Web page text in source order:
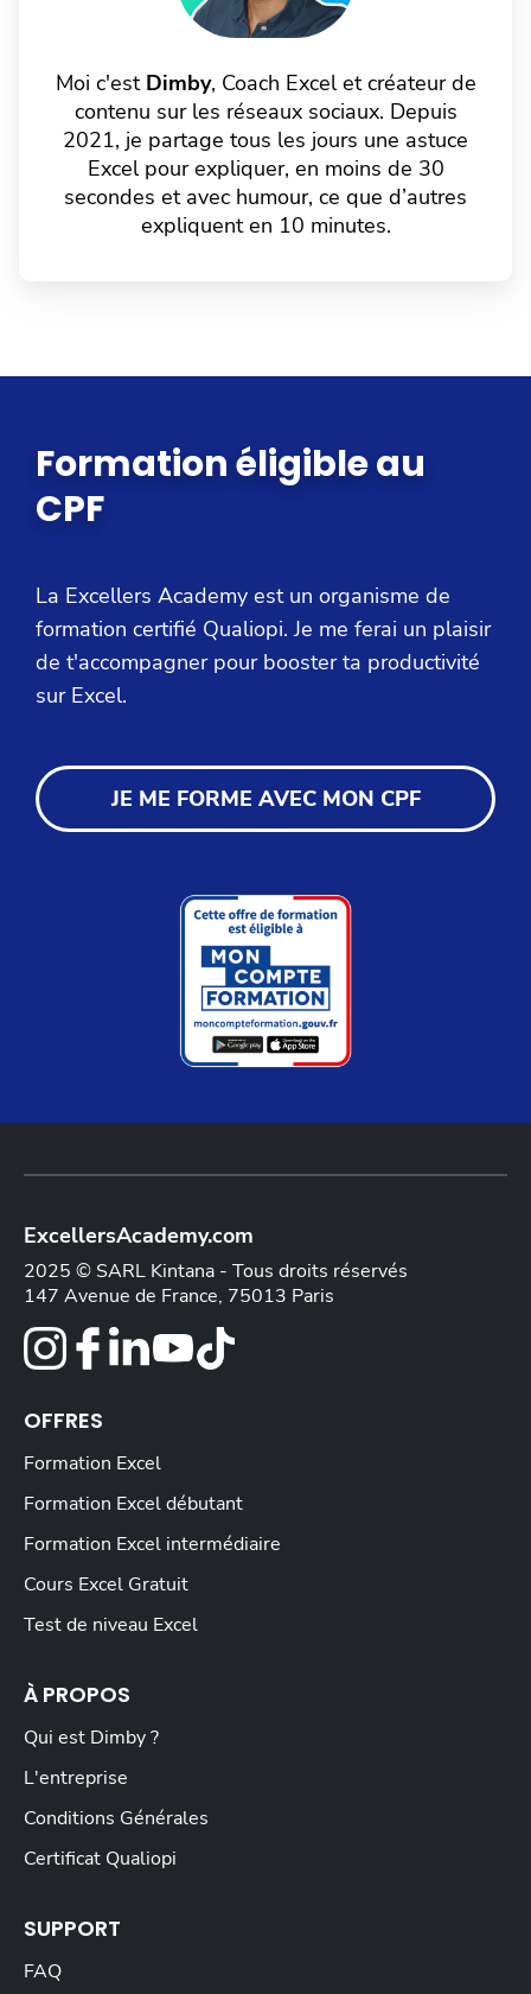
Moi c'est Dimby, Coach Excel et créateur de
contenu sur les réseaux sociaux. Depuis
2021, je partage tous les jours une astuce
Excel pour expliquer, en moins de 30
secondes et avec humour, ce que d’autres
expliquent en 10 minutes.
Formation éligible au
CPF
La Excellers Academy est un organisme de
formation certifié Qualiopi. Je me ferai un plaisir
de t'accompagner pour booster ta productivité
sur Excel.
JE ME FORME AVEC MON CPF
ExcellersAcademy.com
2025 © SARL Kintana - Tous droits réservés
147 Avenue de France, 75013 Paris
OFFRES
Formation Excel
Formation Excel débutant
Formation Excel intermédiaire
Cours Excel Gratuit
Test de niveau Excel
À PROPOS
Qui est Dimby ?
L'entreprise
Conditions Générales
Certificat Qualiopi
SUPPORT
FAQ